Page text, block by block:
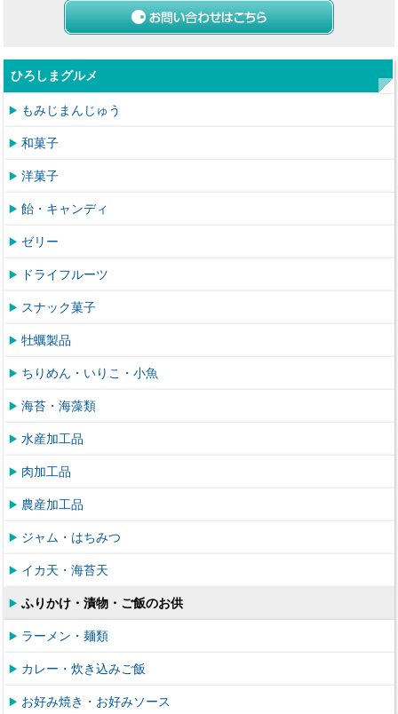
ひろしまグルメ
もみじまんじゅう
和菓子
洋菓子
飴・キャンディ
ゼリー
ドライフルーツ
スナック菓子
牡蠣製品
ちりめん・いりこ・小魚
海苔・海藻類
水産加工品
肉加工品
農産加工品
ジャム・はちみつ
イカ天・海苔天
ふりかけ・漬物・ご飯のお供
ラーメン・麺類
カレー・炊き込みご飯
お好み焼き・お好みソース